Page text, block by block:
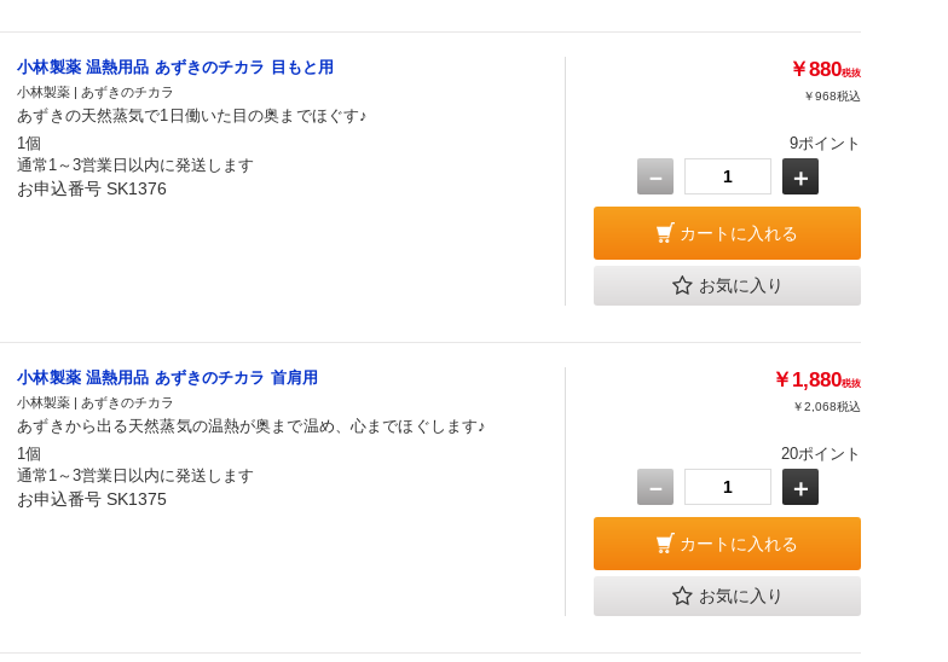
小林製薬 温熱用品 あずきのチカラ 目もと用
小林製薬 | あずきのチカラ
あずきの天然蒸気で1日働いた目の奥までほぐす♪
1個
通常1～3営業日以内に発送します
お申込番号 SK1376
￥880税抜
￥968税込
9ポイント
－ ＋
カートに入れる
お気に入り
小林製薬 温熱用品 あずきのチカラ 首肩用
小林製薬 | あずきのチカラ
あずきから出る天然蒸気の温熱が奥まで温め、心までほぐします♪
1個
通常1～3営業日以内に発送します
お申込番号 SK1375
￥1,880税抜
￥2,068税込
20ポイント
－ ＋
カートに入れる
お気に入り